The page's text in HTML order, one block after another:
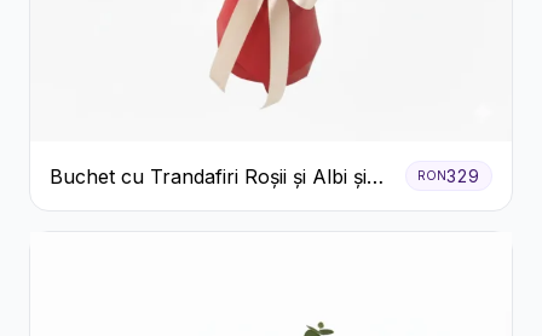
Buchet cu Trandafiri Roșii și Albi și
Gypsophila
RON329